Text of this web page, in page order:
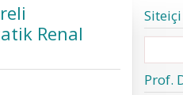
Renal
Prof.